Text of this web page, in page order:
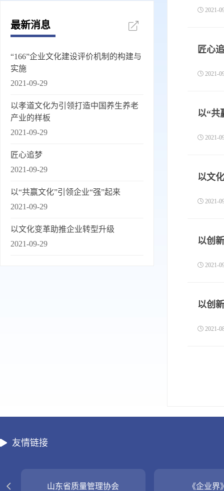
最新消息
“166”企业文化建设评价机制的构建与
实施
2021-09-29
以孝道文化为引领打造中国养生养老
产业的样板
2021-09-29
匠心追梦
2021-09-29
以“共赢文化”引领企业“强”起来
2021-09-29
以文化变革助推企业转型升级
2021-09-29
匠心
以“共
以文
以创
以创
友情链接
山东省质量管理协会 《企业界